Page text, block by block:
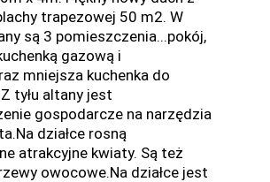
trapezowej 50 m2. W
są 3 pomieszczenia...pokój,
gazową i
mniejsza kuchenka do
tyłu altany jest
gospodarcze na narzędzia
działce rosną
atrakcyjne kwiaty. Są też
owocowe.Na działce jest